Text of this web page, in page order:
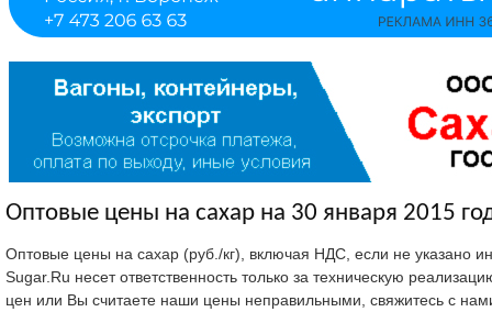
Оптовые цены на сахар на 30 января 2015
Оптовые цены на сахар (руб./кг), включая НДС, если не указано
Sugar.Ru несет ответственность только за техническую
цен или Вы считаете наши цены неправильными, свяжитесь с